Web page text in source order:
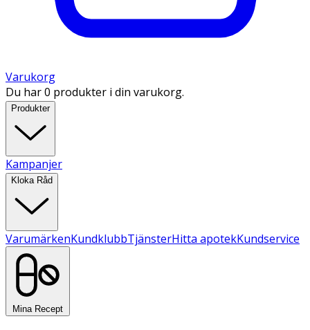
Varukorg
Du har 0 produkter i din varukorg.
Produkter
Kampanjer
Kloka Råd
VarumärkenKundklubbTjänsterHitta apotekKundservice
Mina Recept